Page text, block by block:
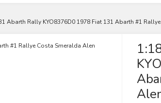
Abarth Rally KYO8376D0 1978 Fiat 131 Abarth #1